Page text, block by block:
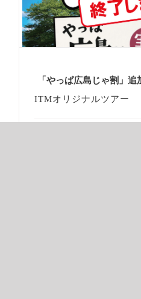
「やっぱ広島じゃ割」
ITMオリジナルツアー